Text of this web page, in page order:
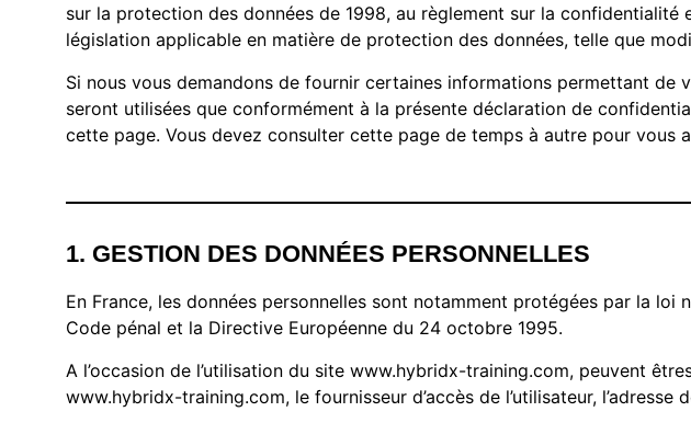
sur la protection des données de 1998, au règlement sur la
législation applicable en matière de protection des données, telle que
Si nous vous demandons de fournir certaines informations permettant de
seront utilisées que conformément à la présente déclaration de
cette page. Vous devez consulter cette page de temps à autre pour
1. GESTION DES DONNÉES PERSONNELLES
En France, les données personnelles sont notamment protégées par la
Code pénal et la Directive Européenne du 24 octobre 1995.
A l’occasion de l’utilisation du site www.hybridx-training.com, peuvent
www.hybridx-training.com, le fournisseur d’accès de l’utilisateur, l’adresse